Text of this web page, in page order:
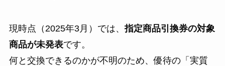
現時点（2025年3月）では、指定商品引換券の対象
商品が未発表です。
何と交換できるのかが不明のため、優待の「実質